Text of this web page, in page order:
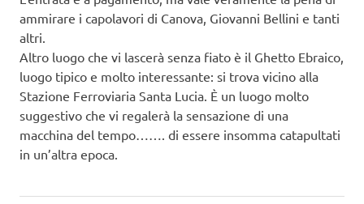
ammirare i capolavori di Canova, Giovanni Bellini e tanti
altri.
Altro luogo che vi lascerà senza fiato è il Ghetto Ebraico,
luogo tipico e molto interessante: si trova vicino alla
Stazione Ferroviaria Santa Lucia. È un luogo molto
suggestivo che vi regalerà la sensazione di una
macchina del tempo……. di essere insomma catapultati
in un’altra epoca.